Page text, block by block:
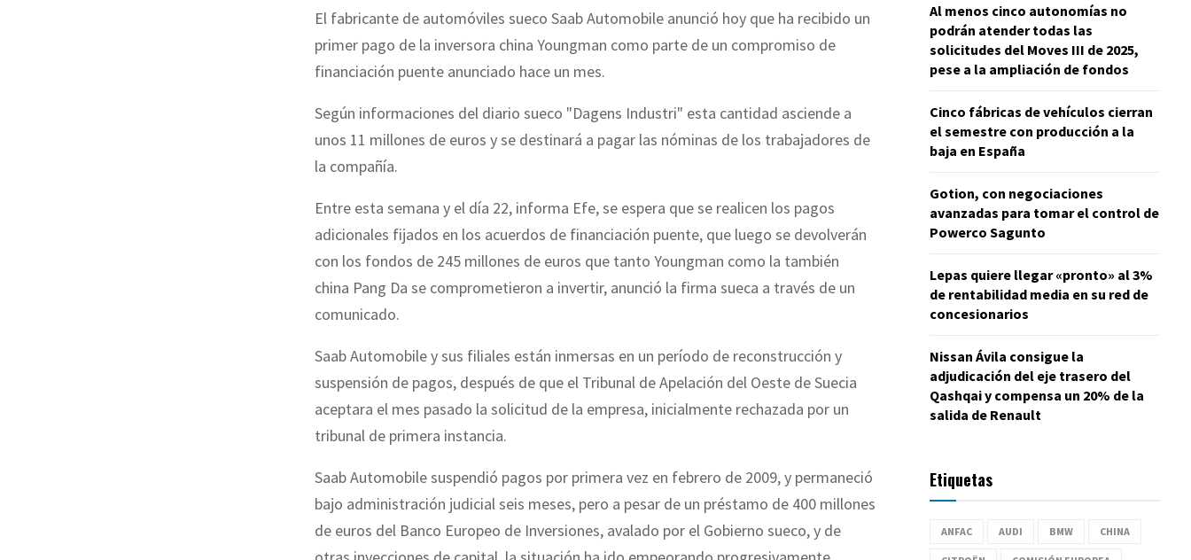
El fabricante de automóviles sueco Saab Automobile anunció hoy que ha recibido un
primer pago de la inversora china Youngman como parte de un compromiso de
financiación puente anunciado hace un mes.
Según informaciones del diario sueco "Dagens Industri" esta cantidad asciende a
unos 11 millones de euros y se destinará a pagar las nóminas de los trabajadores de
la compañía.
Entre esta semana y el día 22, informa Efe, se espera que se realicen los pagos
adicionales fijados en los acuerdos de financiación puente, que luego se devolverán
con los fondos de 245 millones de euros que tanto Youngman como la también
china Pang Da se comprometieron a invertir, anunció la firma sueca a través de un
comunicado.
Saab Automobile y sus filiales están inmersas en un período de reconstrucción y
suspensión de pagos, después de que el Tribunal de Apelación del Oeste de Suecia
aceptara el mes pasado la solicitud de la empresa, inicialmente rechazada por un
tribunal de primera instancia.
Saab Automobile suspendió pagos por primera vez en febrero de 2009, y permaneció
bajo administración judicial seis meses, pero a pesar de un préstamo de 400 millones
de euros del Banco Europeo de Inversiones, avalado por el Gobierno sueco, y de
Al menos cinco autonomías no
podrán atender todas las
solicitudes del Moves III de 2025,
pese a la ampliación de fondos
Cinco fábricas de vehículos cierran
el semestre con producción a la
baja en España
Gotion, con negociaciones
avanzadas para tomar el control de
Powerco Sagunto
Lepas quiere llegar «pronto» al 3%
de rentabilidad media en su red de
concesionarios
Nissan Ávila consigue la
adjudicación del eje trasero del
Qashqai y compensa un 20% de la
salida de Renault
Etiquetas
ANFAC AUDI BMW CHINA